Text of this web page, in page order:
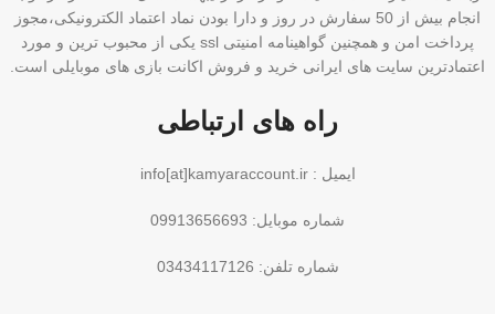
انجام بیش از 50 سفارش در روز و دارا بودن نماد اعتماد الکترونیکی،مجوز
پرداخت امن و همچنین گواهینامه امنیتی ssl یکی از محبوب ترین و مورد
اعتمادترین سایت های ایرانی خرید و فروش اکانت بازی های موبایلی است.
راه های ارتباطی
ایمیل : info[at]kamyaraccount.ir
شماره موبایل: 09913656693
شماره تلفن: 03434117126